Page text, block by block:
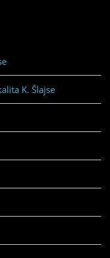
K. Šlajse